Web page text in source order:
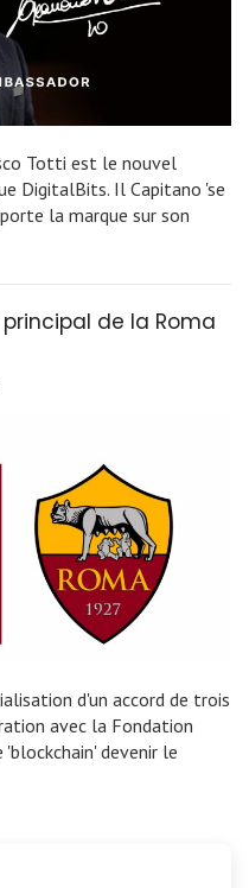
Totti est le nouvel
DigitalBits. Il Capitano 'se
la marque sur son
de la Roma
d'un accord de trois
avec la Fondation
devenir le